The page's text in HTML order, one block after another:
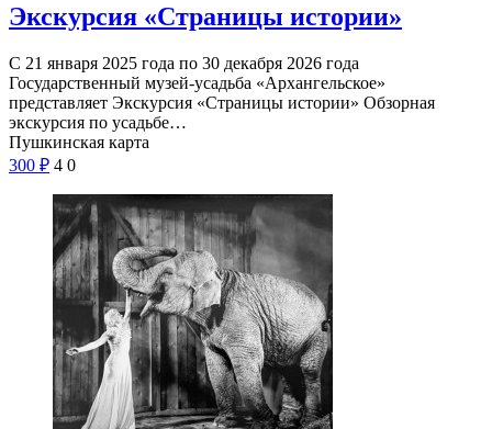
Экскурсия «Страницы истории»
С 21 января 2025 года по 30 декабря 2026 года
Государственный музей-усадьба «Архангельское»
представляет Экскурсия «Страницы истории» Обзорная
экскурсия по усадьбе…
Пушкинская карта
300 ₽ 4 0